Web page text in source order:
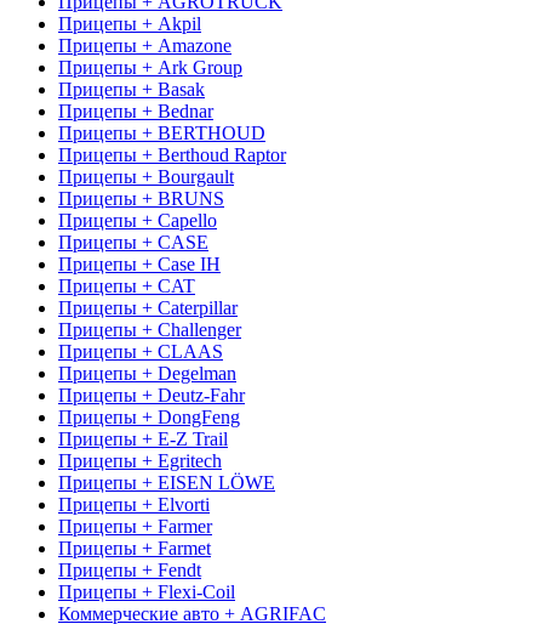
Прицепы + Akpil
Прицепы + Amazone
Прицепы + Ark Group
Прицепы + Basak
Прицепы + Bednar
Прицепы + BERTHOUD
Прицепы + Berthoud Raptor
Прицепы + Bourgault
Прицепы + BRUNS
Прицепы + Capello
Прицепы + CASE
Прицепы + Case IH
Прицепы + CAT
Прицепы + Caterpillar
Прицепы + Challenger
Прицепы + CLAAS
Прицепы + Degelman
Прицепы + Deutz-Fahr
Прицепы + DongFeng
Прицепы + E-Z Trail
Прицепы + Egritech
Прицепы + EISEN LÖWE
Прицепы + Elvorti
Прицепы + Farmer
Прицепы + Farmet
Прицепы + Fendt
Прицепы + Flexi-Coil
Коммерческие авто + AGRIFAC